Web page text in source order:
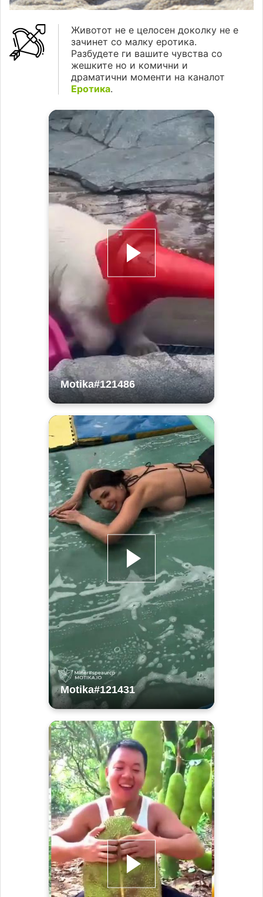
Животот не е целосен доколку не е
зачинет со малку еротика.
Разбудете ги вашите чувства со
жешките но и комични и
драматични моменти на каналот
Еротика.